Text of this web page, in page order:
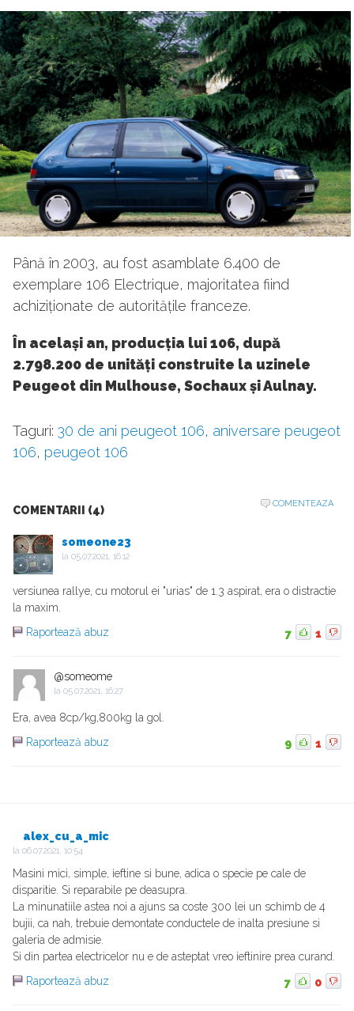
Până în 2003, au fost asamblate 6.400 de
exemplare 106 Electrique, majoritatea fiind
achiziționate de autoritățile franceze.
În același an, producția lui 106, după
2.798.200 de unități construite la uzinele
Peugeot din Mulhouse, Sochaux și Aulnay.
Taguri: 30 de ani peugeot 106, aniversare peugeot
106, peugeot 106
COMENTARII (4)
COMENTEAZA
someone23
la 05.07.2021, 16:12
versiunea rallye, cu motorul ei "urias" de 1.3 aspirat, era o distractie
la maxim.
Raportează abuz
7 1
@someome
la 05.07.2021, 16:27
Era, avea 8cp/kg,800kg la gol.
Raportează abuz
9 1
alex_cu_a_mic
la 06.07.2021, 10:54
Masini mici, simple, ieftine si bune, adica o specie pe cale de
disparitie. Si reparabile pe deasupra.
La minunatiile astea noi a ajuns sa coste 300 lei un schimb de 4
bujii, ca nah, trebuie demontate conductele de inalta presiune si
galeria de admisie.
Si din partea electricelor nu e de asteptat vreo ieftinire prea curand.
Raportează abuz
7 0